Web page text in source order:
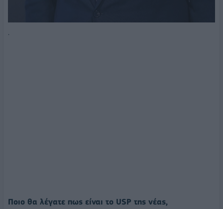
.
Ποιο θα λέγατε πως είναι το USP της νέας,